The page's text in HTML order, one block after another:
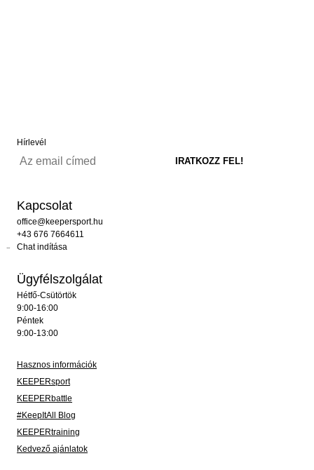
Hírlevél
Kapcsolat
office@keepersport.hu
+43 676 7664611
Chat indítása
Ügyfélszolgálat
Hétfő-Csütörtök
9:00-16:00
Péntek
9:00-13:00
Hasznos információk
KEEPERsport
KEEPERbattle
#KeepItAll Blog
KEEPERtraining
Kedvező ajánlatok